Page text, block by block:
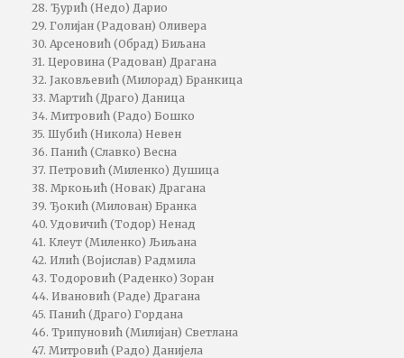
28. Ђурић (Недо) Дарио
29. Голијан (Радован) Оливера
30. Арсеновић (Обрад) Биљана
31. Церовина (Радован) Драгана
32. Јаковљевић (Милорад) Бранкица
33. Мартић (Драго) Даница
34. Митровић (Радо) Бошко
35. Шубић (Никола) Невен
36. Панић (Славко) Весна
37. Петровић (Миленко) Душица
38. Мркоњић (Новак) Драгана
39. Ђокић (Милован) Бранка
40. Удовичић (Тодор) Ненад
41. Клеут (Миленко) Љиљана
42. Илић (Војислав) Радмила
43. Тодоровић (Раденко) Зоран
44. Ивановић (Раде) Драгана
45. Панић (Драго) Гордана
46. Трипуновић (Милијан) Светлана
47. Митровић (Радо) Данијела